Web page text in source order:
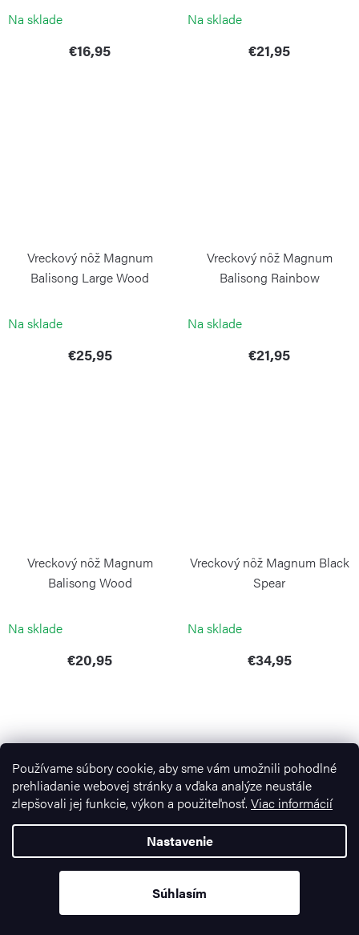
Používame súbory cookie, aby sme vám umožnili pohodlné
prehliadanie webovej stránky a vďaka analýze neustále
zlepšovali jej funkcie, výkon a použiteľnosť. Viac informácií
Nastavenie
Súhlasím
Na sklade
€16,95
Na sklade
€21,95
Vreckový nôž Magnum
Balisong Large Wood
Na sklade
€25,95
Vreckový nôž Magnum
Balisong Rainbow
Na sklade
€21,95
Vreckový nôž Magnum
Balisong Wood
Na sklade
€20,95
Vreckový nôž Magnum Black
Spear
Na sklade
€34,95
Vreckový nôž Magnum
Vreckový nôž Magnum